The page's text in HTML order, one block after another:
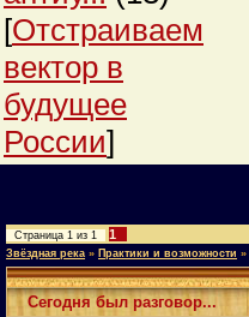
[Отстраиваем
вектор в
будущее
России]
Страница 1 из 1 1
Звёздная река » Практики и возможности »
Сегодня был разговор...